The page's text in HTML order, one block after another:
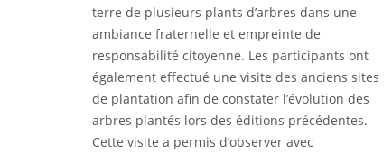
terre de plusieurs plants d’arbres dans une
ambiance fraternelle et empreinte de
responsabilité citoyenne. Les participants ont
également effectué une visite des anciens sites
de plantation afin de constater l’évolution des
arbres plantés lors des éditions précédentes.
Cette visite a permis d’observer avec